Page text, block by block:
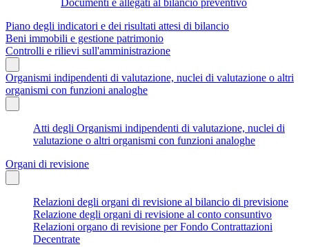
Piano degli indicatori e dei risultati attesi di bilancio
Beni immobili e gestione patrimonio
Controlli e rilievi sull'amministrazione
Organismi indipendenti di valutazione, nuclei di valutazione o altri
organismi con funzioni analoghe
Atti degli Organismi indipendenti di valutazione, nuclei di
valutazione o altri organismi con funzioni analoghe
Organi di revisione
Relazioni degli organi di revisione al bilancio di previsione
Relazione degli organi di revisione al conto consuntivo
Relazioni organo di revisione per Fondo Contrattazioni
Decentrate